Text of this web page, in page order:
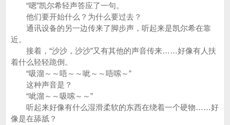
“嗯”凯尔希轻声答应了一句。
他们要开始什么？为什么要过去？
通讯设备的另一边传来了脚步声，听起来是凯尔希在靠
近。
接着，“沙沙，沙沙”又有其他的声音传来……好像有人扶
着什么轻轻跪倒。
“吸溜～～唔～～呲～～唔嗦～”
这种声音是？
“呲溜～～吸嗦～～”
听起来好像有什么湿滑柔软的东西在绕着一个硬物……好
像是在舔舐？